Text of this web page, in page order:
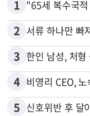
1
2
3
4 비영리 CEO,
5